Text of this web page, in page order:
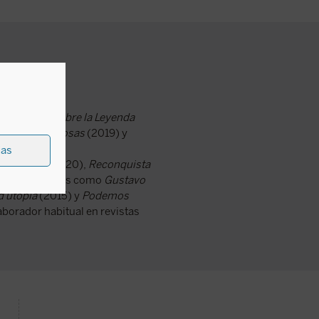
Sobre la Leyenda
mentirosas(2019) y
(2020), Reconquista
colectivas como Gustavo
utopia(2015) y Podemos
habitual en revistas